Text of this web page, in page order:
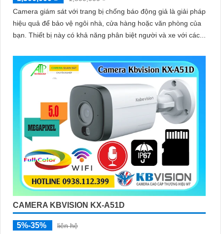
Camera giám sát với trang bị chống báo động giả là giải pháp
hiệu quả để bảo vệ ngôi nhà, cửa hàng hoặc văn phòng của
bạn. Thiết bị này có khả năng phân biệt người và xe với các...
CAMERA KBVISION KX-A51D
5%-35%
liên hệ